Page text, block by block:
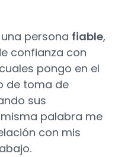
persona fiable,
confianza con
pongo en el
de toma de
sus
palabra me
con mis